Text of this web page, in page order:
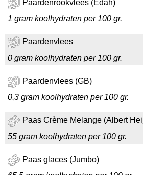
Paardenrookvlees (Edah)
1 gram koolhydraten per 100 gr.
Paardenvlees
0 gram koolhydraten per 100 gr.
Paardenvlees (GB)
0,3 gram koolhydraten per 100 gr.
Paas Crème Melange (Albert
55 gram koolhydraten per 100 gr.
Paas glaces (Jumbo)